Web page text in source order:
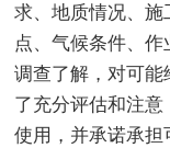
求、地质情况、
点、气候条件、
调查了解，对可
了充分评估和注
使用，并承诺承担